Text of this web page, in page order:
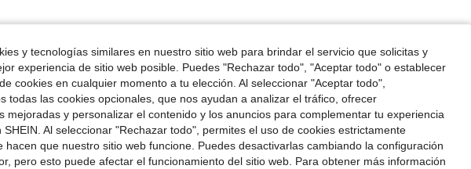
66 kg / 146 lbs, Busto: 96 cm / 38 in, Cintura: 76 cm / 30 in, Caderas: 107 cm / 42 in, Color: Verde, Talla: L
Verde Talla:L
Útil (0)
y tecnologías similares en nuestro sitio web para brindar el servicio que solicitas y
experiencia de sitio web posible. Puedes "Rechazar todo", "Aceptar todo" o establecer
cookies en cualquier momento a tu elección. Al seleccionar "Aceptar todo",
todas las cookies opcionales, que nos ayudan a analizar el tráfico, ofrecer
mejoradas y personalizar el contenido y los anuncios para complementar tu experiencia
SHEIN. Al seleccionar "Rechazar todo", permites el uso de cookies estrictamente
hacen que nuestro sitio web funcione. Puedes desactivarlas cambiando la configuración
pero esto puede afectar el funcionamiento del sitio web. Para obtener más información